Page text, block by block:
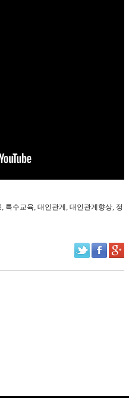
, 특수교육, 대인관계 , 대인관계향상, 정